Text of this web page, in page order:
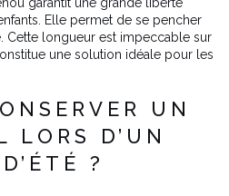
Elle permet de se pencher
Cette longueur est impeccable sur
une solution idéale pour les
UN
LORS D’UN
?